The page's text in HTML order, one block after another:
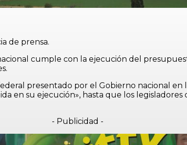
de prensa.
cumple con la ejecución del
presentado por el Gobierno nacional en
en su ejecución», hasta que los
- Publicidad -